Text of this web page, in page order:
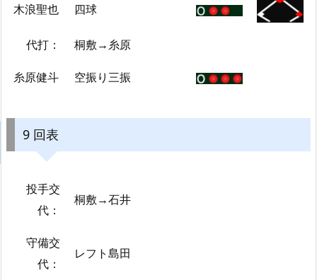
木浪聖也 四球
代打： 桐敷→糸原
糸原健斗 空振り三振
9 回表
投手交
代：
桐敷→石井
守備交
代：
レフト島田